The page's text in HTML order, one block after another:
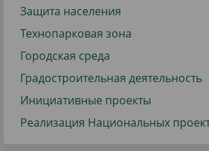
Защита населения
Технопарковая зона
Городская среда
Градостроительная деятельность
Инициативные проекты
Реализация Национальных